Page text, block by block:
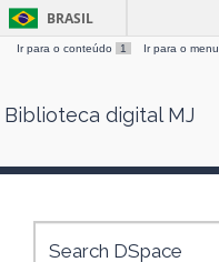
Skip
BRASIL
Ir para o conteúdo 1 Ir para o menu
Biblioteca digital MJ